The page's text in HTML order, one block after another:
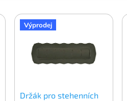
Výprodej
Držák pro stehenních